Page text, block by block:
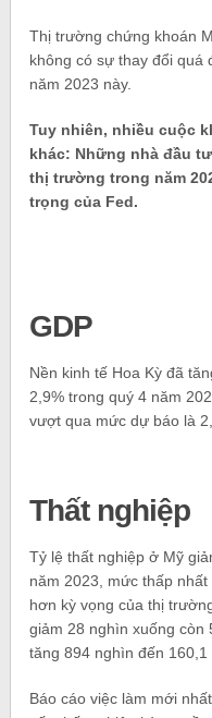
Thị trường chứng khoán
không có sự thay đổi quá
năm 2023 này.
Tuy nhiên, nhiều cuộc
khác: Những nhà đầu
thị trường trong năm
trọng của Fed.
GDP
Nền kinh tế Hoa Kỳ đã
2,9% trong quý 4 năm
vượt qua mức dự báo là
Thất nghiệp
Tỷ lệ thất nghiệp ở Mỹ
năm 2023, mức thấp
hơn kỳ vọng của thị
giảm 28 nghìn xuống còn
tăng 894 nghìn đến 160,1
Báo cáo việc làm mới